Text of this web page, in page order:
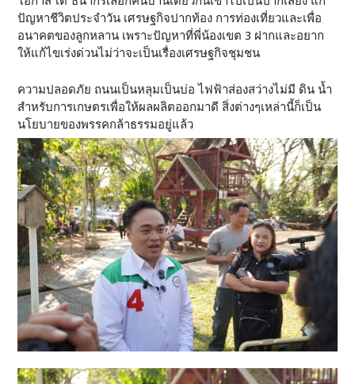
ปัญหาชีวิตประจำวัน เศรษฐกิจปากท้อง การท่องเที่ยวและเพื่อ
อนาคตของลูกหลาน เพราะปัญหาที่พี่น้องเขต 3 ฝากและอยาก
ให้แก้ไขเร่งด่วนไม่ว่าจะเป็นเรื่องเศรษฐกิจชุมชน
ความปลอดภัย ถนนเป็นหลุมเป็นบ่อ ไฟฟ้าส่องสว่างไม่มี ดิน น้ำ
สำหรับการเกษตรเพื่อให้ผลผลิตออกมาดี สิ่งต่างๆเหล่านี้ก็เป็น
นโยบายของพรรคกล้าธรรมอยู่แล้ว